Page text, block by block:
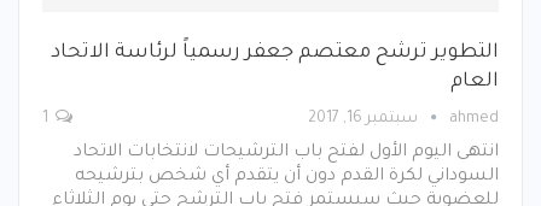
التطوير ترشح معتصم جعفر رسمياً لرئاسة الاتحاد
العام
ahmed سبتمبر 16, 2017
انتهى اليوم الأول لفتح باب الترشيحات لانتخابات الاتحاد
السوداني لكرة القدم دون أن يتقدم أي شخص بترشيحه
للعضوية حيث سيستمر فتح باب الترشح حتى يوم الثلاثاء